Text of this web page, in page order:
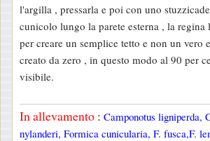
l'argilla , pressarla e poi con uno
cunicolo lungo la parete esterna , la regina
per creare un semplice tetto e non un vero
creato da zero , in questo modo al 90 per
visibile.
In allevamento : Camponotus ligniperda,
nylanderi, Formica cunicularia, F. fusca,F.